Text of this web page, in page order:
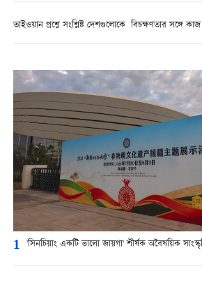
তাইওয়ান প্রশ্নে সংশ্লিষ্ট দেশগুলোকে বিচক্ষণতার সঙ্গে
1 'সিনচিয়াং একটি ভালো জায়গা' শীর্ষক অবৈষয়িক